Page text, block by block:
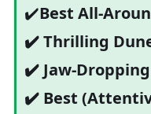
✔️Best All-
✔️ Thrilling
✔️ Jaw-
✔️ Best